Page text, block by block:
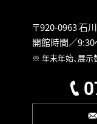
〒920-0963 石
開館時間／
※ 年末年始、展示